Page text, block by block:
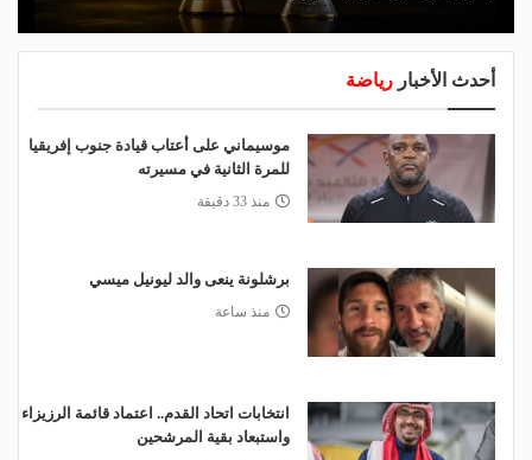
أحدث الأخبار رياضة
موسيماني على أعتاب قيادة جنوب إفريقيا
للمرة الثانية في مسيرته
منذ 33 دقيقة
برشلونة ينعى والد ليونيل ميسي
منذ ساعة
انتخابات اتحاد القدم.. اعتماد قائمة الرزيزاء
واستبعاد بقية المرشحين